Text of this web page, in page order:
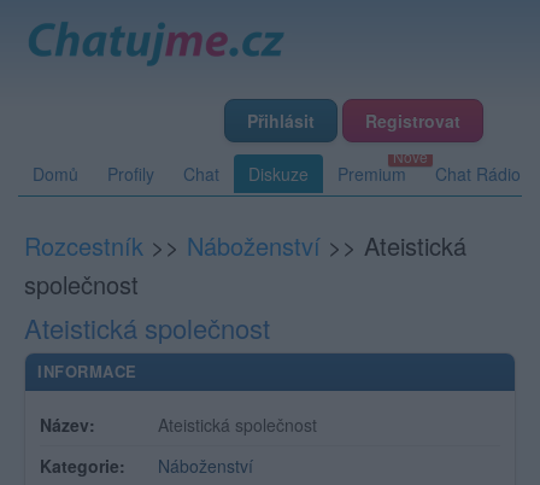
Přihlásit Registrovat
Domů Profily Chat Diskuze Premium Chat Rádio
Rozcestník >> Náboženství >> Ateistická
společnost
Ateistická společnost
INFORMACE
Název:
Ateistická společnost
Kategorie:
Náboženství